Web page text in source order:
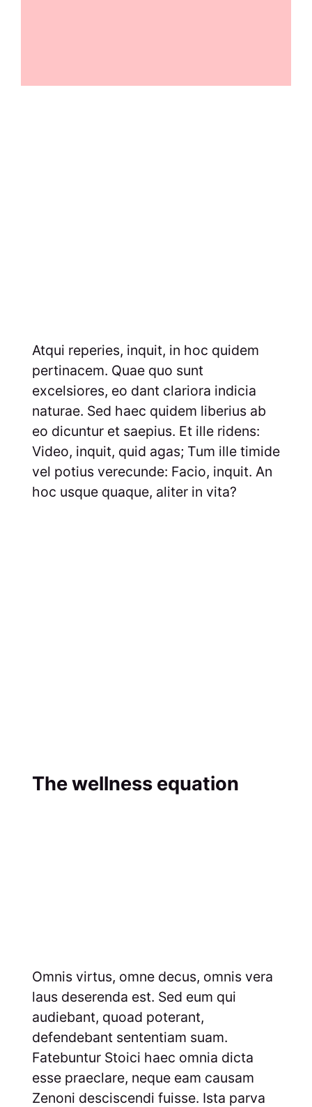
Atqui reperies, inquit, in hoc quidem
pertinacem. Quae quo sunt
excelsiores, eo dant clariora indicia
naturae. Sed haec quidem liberius ab
eo dicuntur et saepius. Et ille ridens:
Video, inquit, quid agas; Tum ille timide
vel potius verecunde: Facio, inquit. An
hoc usque quaque, aliter in vita?
The wellness equation
Omnis virtus, omne decus, omnis vera
laus deserenda est. Sed eum qui
audiebant, quoad poterant,
defendebant sententiam suam.
Fatebuntur Stoici haec omnia dicta
esse praeclare, neque eam causam
Zenoni desciscendi fuisse. Ista parva